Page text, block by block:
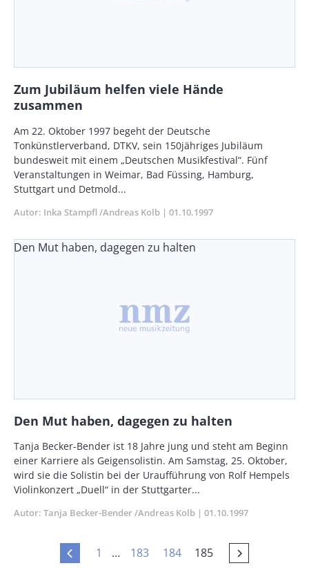
Zum Jubiläum helfen viele Hände
zusammen
Body
Am 22. Oktober 1997 begeht der Deutsche
Tonkünstlerverband, DTKV, sein 150jähriges Jubiläum
bundesweit mit einem „Deutschen Musikfestival“. Fünf
Veranstaltungen in Weimar, Bad Füssing, Hamburg,
Stuttgart und Detmold...
Autor Inka Stampfl /Andreas Kolb Publikationsdatum
01.10.1997
Den Mut haben, dagegen zu halten
Den Mut haben, dagegen zu halten
Body
Tanja Becker-Bender ist 18 Jahre jung und steht am Beginn
einer Karriere als Geigensolistin. Am Samstag, 25. Oktober,
wird sie die Solistin bei der Uraufführung von Rolf Hempels
Violinkonzert „Duell“ in der Stuttgarter...
Autor Tanja Becker-Bender /Andreas Kolb Publikationsdatum
01.10.1997
Seitennummerierung
Vorherige
Erste
1 … Seite
183 Seite
184
Current
185
Vorherige